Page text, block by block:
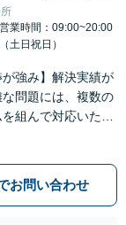
営業時間：09:00~20:00
（土日祝日）
が強み】解決実績が
問題には、複数の
組んで対応いたし
します。まずはお
ださい。
お問い合わせ